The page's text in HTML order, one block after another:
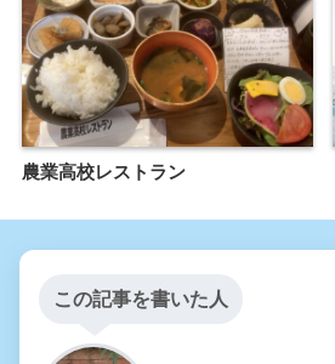
農業高校レストラン
この記事を書いた人